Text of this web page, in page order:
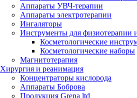
Аппараты УВЧ-терапии
Аппараты электротерапии
Ингаляторы
Инструменты для физиотерапии
Косметологические
Косметологические наборы
Магнитотерапия
Хирургия и реанимация
Концентраторы кислорода
Аппараты Боброва
Продукция Grena ltd